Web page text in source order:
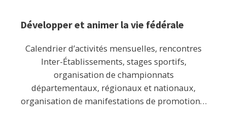
Développer et animer la vie fédérale
Calendrier d’activités mensuelles, rencontres
Inter-Établissements, stages sportifs,
organisation de championnats
départementaux, régionaux et nationaux,
organisation de manifestations de promotion…